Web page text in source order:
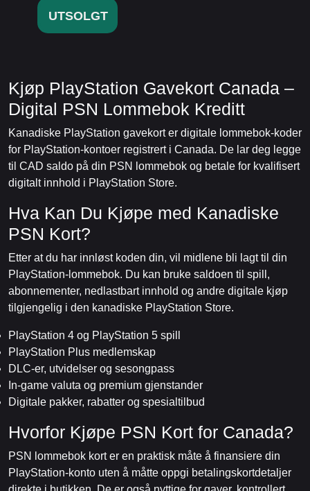
UTSOLGT
Kjøp PlayStation Gavekort Canada –
Digital PSN Lommebok Kreditt
Kanadiske PlayStation gavekort er digitale lommebok-koder
for PlayStation-kontoer registrert i Canada. De lar deg legge
til CAD saldo på din PSN lommebok og betale for kvalifisert
digitalt innhold i PlayStation Store.
Hva Kan Du Kjøpe med Kanadiske
PSN Kort?
Etter at du har innløst koden din, vil midlene bli lagt til din
PlayStation-lommebok. Du kan bruke saldoen til spill,
abonnementer, nedlastbart innhold og andre digitale kjøp
tilgjengelig i den kanadiske PlayStation Store.
PlayStation 4 og PlayStation 5 spill
PlayStation Plus medlemskap
DLC-er, utvidelser og sesongpass
In-game valuta og premium gjenstander
Digitale pakker, rabatter og spesialtilbud
Hvorfor Kjøpe PSN Kort for Canada?
PSN lommebok kort er en praktisk måte å finansiere din
PlayStation-konto uten å måtte oppgi betalingskortdetaljer